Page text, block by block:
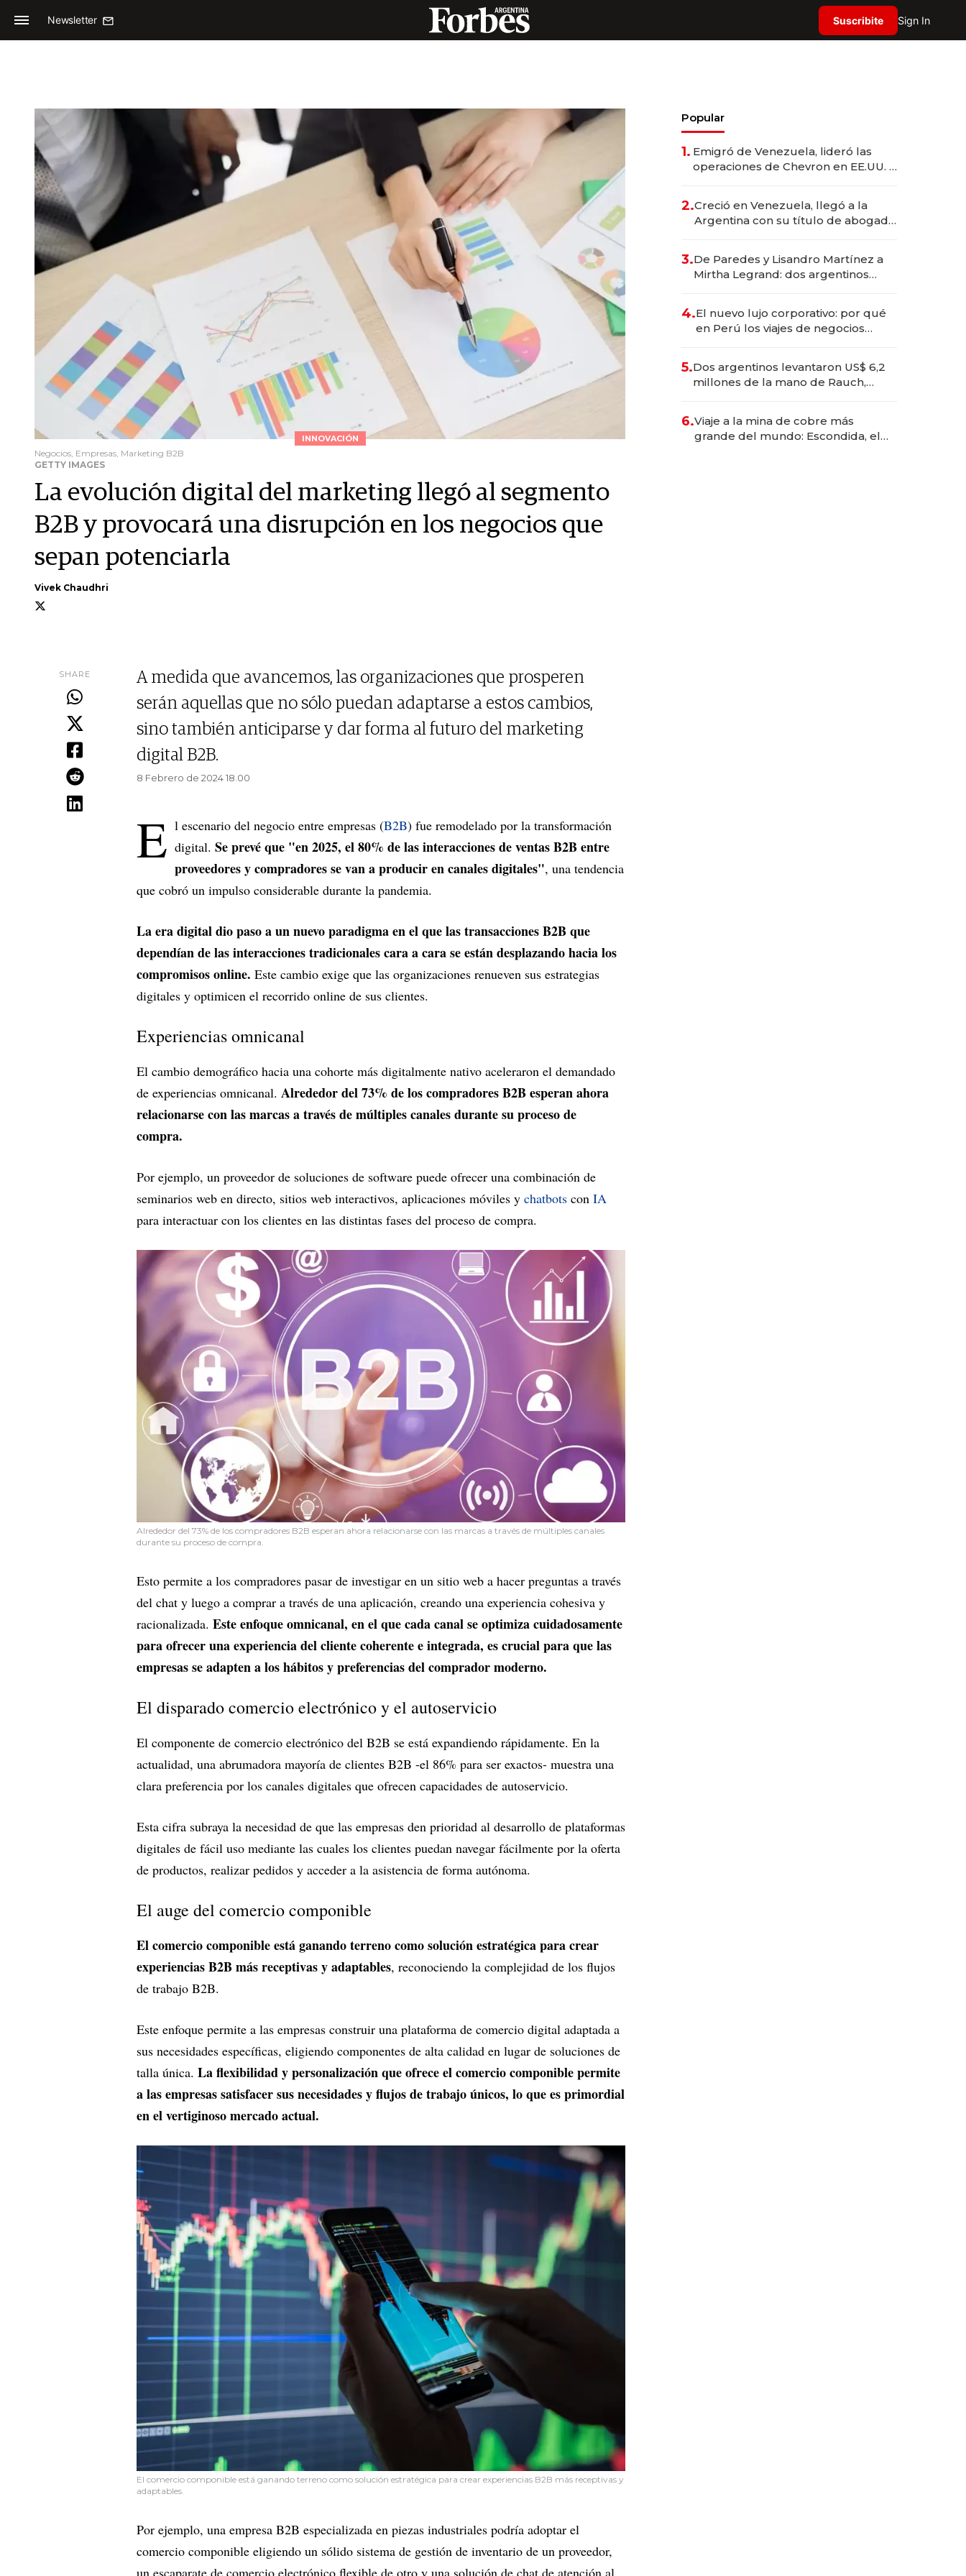
Newsletter Suscribite Sign In
INNOVACIÓN
Negocios, Empresas, Marketing B2B
GETTY IMAGES
La evolución digital del marketing llegó al segmento
B2B y provocará una disrupción en los negocios que
sepan potenciarla
Vivek Chaudhri
SHARE
A medida que avancemos, las organizaciones que prosperen
serán aquellas que no sólo puedan adaptarse a estos cambios,
sino también anticiparse y dar forma al futuro del marketing
digital B2B.
8 Febrero de 2024 18.00
E l escenario del negocio entre empresas (B2B) fue remodelado por la transformación
digital. Se prevé que "en 2025, el 80% de las interacciones de ventas B2B entre
proveedores y compradores se van a producir en canales digitales", una tendencia
que cobró un impulso considerable durante la pandemia.
La era digital dio paso a un nuevo paradigma en el que las transacciones B2B que
dependían de las interacciones tradicionales cara a cara se están desplazando hacia los
compromisos online. Este cambio exige que las organizaciones renueven sus estrategias
digitales y optimicen el recorrido online de sus clientes.
Experiencias omnicanal
El cambio demográfico hacia una cohorte más digitalmente nativo aceleraron el demandado
de experiencias omnicanal. Alrededor del 73% de los compradores B2B esperan ahora
relacionarse con las marcas a través de múltiples canales durante su proceso de
compra.
Por ejemplo, un proveedor de soluciones de software puede ofrecer una combinación de
seminarios web en directo, sitios web interactivos, aplicaciones móviles y chatbots con IA
para interactuar con los clientes en las distintas fases del proceso de compra.
Alrededor del 73% de los compradores B2B esperan ahora relacionarse con las marcas a través de múltiples canales
durante su proceso de compra.
Esto permite a los compradores pasar de investigar en un sitio web a hacer preguntas a través
del chat y luego a comprar a través de una aplicación, creando una experiencia cohesiva y
racionalizada. Este enfoque omnicanal, en el que cada canal se optimiza cuidadosamente
para ofrecer una experiencia del cliente coherente e integrada, es crucial para que las
empresas se adapten a los hábitos y preferencias del comprador moderno.
El disparado comercio electrónico y el autoservicio
El componente de comercio electrónico del B2B se está expandiendo rápidamente. En la
actualidad, una abrumadora mayoría de clientes B2B -el 86% para ser exactos- muestra una
clara preferencia por los canales digitales que ofrecen capacidades de autoservicio.
Esta cifra subraya la necesidad de que las empresas den prioridad al desarrollo de plataformas
digitales de fácil uso mediante las cuales los clientes puedan navegar fácilmente por la oferta
de productos, realizar pedidos y acceder a la asistencia de forma autónoma.
El auge del comercio componible
El comercio componible está ganando terreno como solución estratégica para crear
experiencias B2B más receptivas y adaptables, reconociendo la complejidad de los flujos
de trabajo B2B.
Este enfoque permite a las empresas construir una plataforma de comercio digital adaptada a
sus necesidades específicas, eligiendo componentes de alta calidad en lugar de soluciones de
talla única. La flexibilidad y personalización que ofrece el comercio componible permite
a las empresas satisfacer sus necesidades y flujos de trabajo únicos, lo que es primordial
en el vertiginoso mercado actual.
El comercio componible está ganando terreno como solución estratégica para crear experiencias B2B más receptivas y
adaptables.
Por ejemplo, una empresa B2B especializada en piezas industriales podría adoptar el
comercio componible eligiendo un sólido sistema de gestión de inventario de un proveedor,
un escaparate de comercio electrónico flexible de otro y una solución de chat de atención al
Popular
1. Emigró de Venezuela, lideró las
operaciones de Chevron en EE.UU. y
2.Creció en Venezuela, llegó a la
Argentina con su título de abogado
marcas "fast premium"
3.De Paredes y Lisandro Martínez a
Mirtha Legrand: dos argentinos
4.El nuevo lujo corporativo: por qué
en Perú los viajes de negocios
transformadoras
5.Dos argentinos levantaron US$ 6,2
millones de la mano de Rauch,
6.Viaje a la mina de cobre más
grande del mundo: Escondida, el